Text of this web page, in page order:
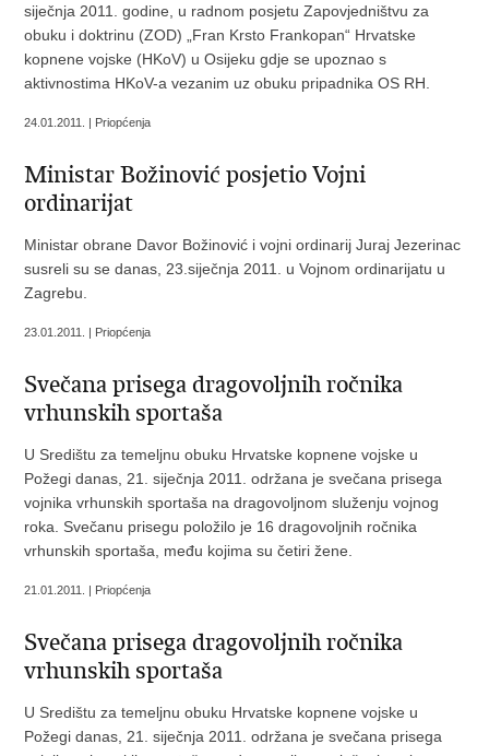
siječnja 2011. godine, u radnom posjetu Zapovjedništvu za
obuku i doktrinu (ZOD) „Fran Krsto Frankopan“ Hrvatske
kopnene vojske (HKoV) u Osijeku gdje se upoznao s
aktivnostima HKoV-a vezanim uz obuku pripadnika OS RH.
24.01.2011. | Priopćenja
Ministar Božinović posjetio Vojni
ordinarijat
Ministar obrane Davor Božinović i vojni ordinarij Juraj Jezerinac
susreli su se danas, 23.siječnja 2011. u Vojnom ordinarijatu u
Zagrebu.
23.01.2011. | Priopćenja
Svečana prisega dragovoljnih ročnika
vrhunskih sportaša
U Središtu za temeljnu obuku Hrvatske kopnene vojske u
Požegi danas, 21. siječnja 2011. održana je svečana prisega
vojnika vrhunskih sportaša na dragovoljnom služenju vojnog
roka. Svečanu prisegu položilo je 16 dragovoljnih ročnika
vrhunskih sportaša, među kojima su četiri žene.
21.01.2011. | Priopćenja
Svečana prisega dragovoljnih ročnika
vrhunskih sportaša
U Središtu za temeljnu obuku Hrvatske kopnene vojske u
Požegi danas, 21. siječnja 2011. održana je svečana prisega